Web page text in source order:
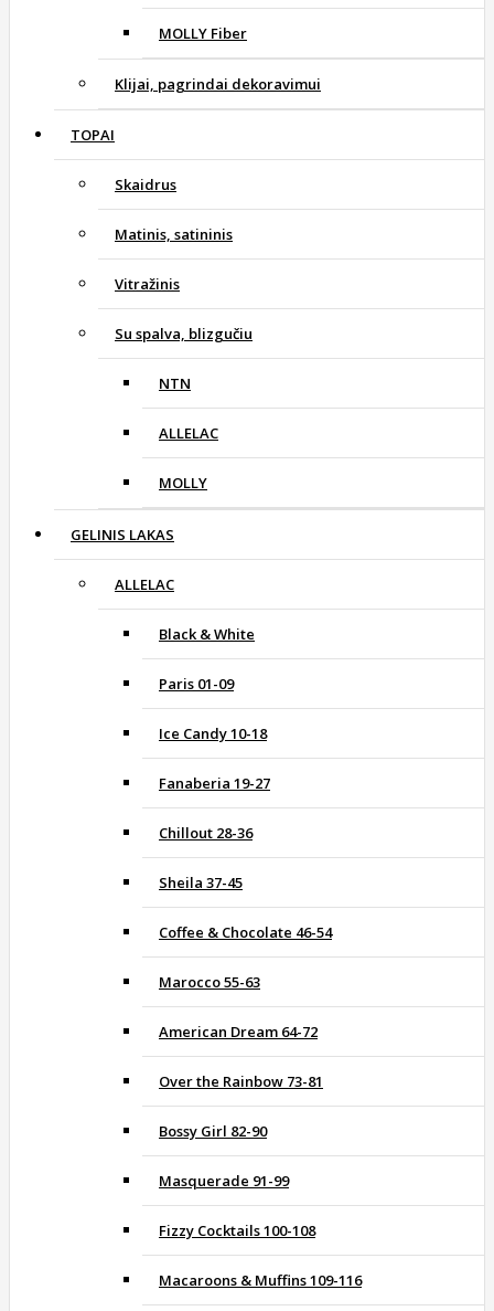
MOLLY Fiber
Klijai, pagrindai dekoravimui
TOPAI
Skaidrus
Matinis, satininis
Vitražinis
Su spalva, blizgučiu
NTN
ALLELAC
MOLLY
GELINIS LAKAS
ALLELAC
Black & White
Paris 01-09
Ice Candy 10-18
Fanaberia 19-27
Chillout 28-36
Sheila 37-45
Coffee & Chocolate 46-54
Marocco 55-63
American Dream 64-72
Over the Rainbow 73-81
Bossy Girl 82-90
Masquerade 91-99
Fizzy Cocktails 100-108
Macaroons & Muffins 109-116